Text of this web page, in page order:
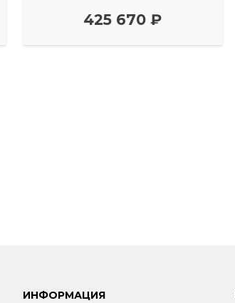
425 670 ₽
ИНФОРМАЦИЯ